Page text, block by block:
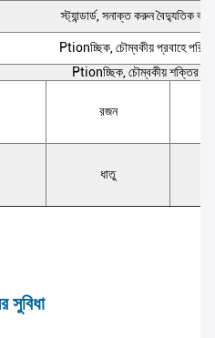
স্ট্যান্ডার্ড, সনাক্ত করুন বৈদ্যুতিক
Ptionচ্ছিক, চৌম্বকীয় প্রবাহে
Ptionচ্ছিক, চৌম্বকীয় শক্তির
রজন
ধাতু
সুবিধা